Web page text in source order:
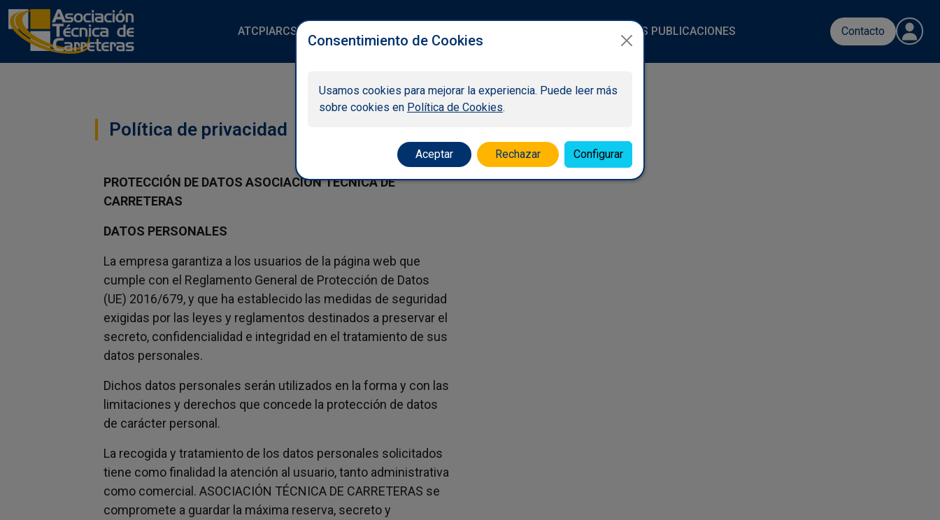
ATCPIARCSOCIOS OTRAS PUBLICACIONES Contacto
Política de privacidad
PROTECCIÓN DE DATOS ASOCIACIÓN TÉCNICA DE
CARRETERAS
DATOS PERSONALES
La empresa garantiza a los usuarios de la página web que
cumple con el Reglamento General de Protección de Datos
(UE) 2016/679, y que ha establecido las medidas de seguridad
exigidas por las leyes y reglamentos destinados a preservar el
secreto, confidencialidad e integridad en el tratamiento de sus
datos personales.
Dichos datos personales serán utilizados en la forma y con las
limitaciones y derechos que concede la protección de datos
de carácter personal.
La recogida y tratamiento de los datos personales solicitados
tiene como finalidad la atención al usuario, tanto administrativa
como comercial. ASOCIACIÓN TÉCNICA DE CARRETERAS se
compromete a guardar la máxima reserva, secreto y
Consentimiento de Cookies
Usamos cookies para mejorar la experiencia. Puede leer más
sobre cookies en Política de Cookies.
Aceptar Rechazar Configurar